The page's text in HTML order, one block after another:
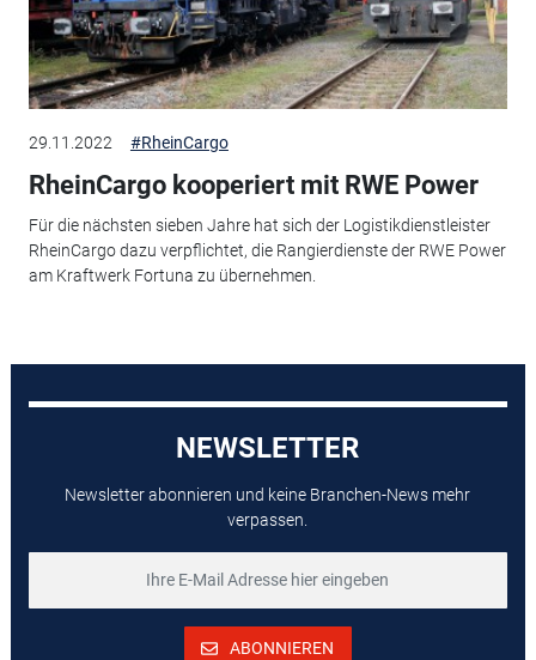
29.11.2022 #RheinCargo
RheinCargo kooperiert mit RWE Power
Für die nächsten sieben Jahre hat sich der Logistikdienstleister
RheinCargo dazu verpflichtet, die Rangierdienste der RWE Power
am Kraftwerk Fortuna zu übernehmen.
NEWSLETTER
Newsletter abonnieren und keine Branchen-News mehr
verpassen.
ABONNIEREN